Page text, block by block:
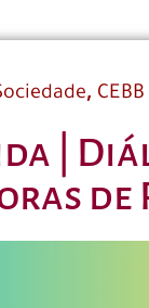
,
|
de